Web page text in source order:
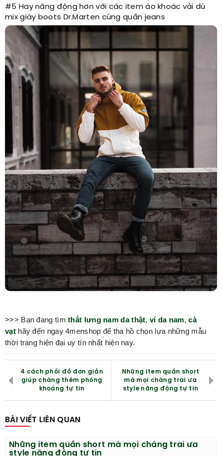
#5 Hay năng động hơn với các item áo khoác vải dù
mix giày boots Dr.Marten cùng quần jeans
>>> Bạn đang tìmthắt lưng nam da thật,ví da nam,cà
vạthãy đến ngay 4menshop để tha hồ chọn lựa những mẫu
thời trang hiện đại uy tín nhất hiện nay.
4 cách phối đồ đơn giản
giúp chàng thêm phóng
khoáng tự tin
Những item quần short
mà mọi chàng trai ưa
style năng động tự tin
BÀI VIẾT LIÊN QUAN
Những item quần short mà mọi chàng trai ưa
style năng động tự tin